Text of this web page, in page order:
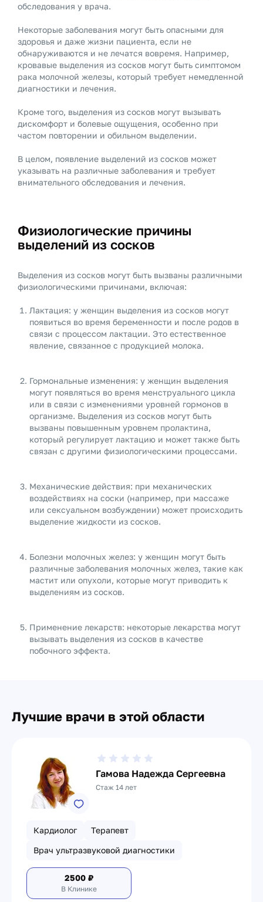
обследования у врача.
Некоторые заболевания могут быть опасными для
здоровья и даже жизни пациента, если не
обнаруживаются и не лечатся вовремя. Например,
кровавые выделения из сосков могут быть симптомом
рака молочной железы, который требует немедленной
диагностики и лечения.
Кроме того, выделения из сосков могут вызывать
дискомфорт и болевые ощущения, особенно при
частом повторении и обильном выделении.
В целом, появление выделений из сосков может
указывать на различные заболевания и требует
внимательного обследования и лечения.
Физиологические причины
выделений из сосков
Выделения из сосков могут быть вызваны различными
физиологическими причинами, включая:
Лактация: у женщин выделения из сосков могут
появиться во время беременности и после родов в
связи с процессом лактации. Это естественное
явление, связанное с продукцией молока.
Гормональные изменения: у женщин выделения
могут появляться во время менструального цикла
или в связи с изменениями уровней гормонов в
организме. Выделения из сосков могут быть
вызваны повышенным уровнем пролактина,
который регулирует лактацию и может также быть
связан с другими физиологическими процессами.
Механические действия: при механических
воздействиях на соски (например, при массаже
или сексуальном возбуждении) может происходить
выделение жидкости из сосков.
Болезни молочных желез: у женщин могут быть
различные заболевания молочных желез, такие как
мастит или опухоли, которые могут приводить к
выделениям из сосков.
Применение лекарств: некоторые лекарства могут
вызывать выделения из сосков в качестве
побочного эффекта.
Лучшие врачи в этой области
Гамова Надежда Сергеевна
Стаж 14 лет
Кардиолог
Терапевт
Врач ультразвуковой диагностики
2500 ₽
В Клинике